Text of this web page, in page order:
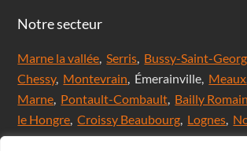
Notre secteur
Marne la vallée,Serris, Bussy-Saint-
Chessy, Montevrain, Émerainville, Meaux
Marne, Pontault-Combault, Bailly
le Hongre,Croissy Beaubourg, Lognes,
Chanteloup en brie,Saint Thibault des